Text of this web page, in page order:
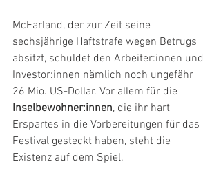
McFarland, der zur Zeit seine
sechsjährige Haftstrafe wegen Betrugs
absitzt, schuldet den Arbeiter:innen und
Investor:innen nämlich noch ungefähr
26 Mio. US-Dollar. Vor allem für die
Inselbewohner:innen, die ihr hart
Erspartes in die Vorbereitungen für das
Festival gesteckt haben, steht die
Existenz auf dem Spiel.